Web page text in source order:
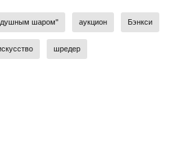
шаром" аукцион Бэнкси
шредер